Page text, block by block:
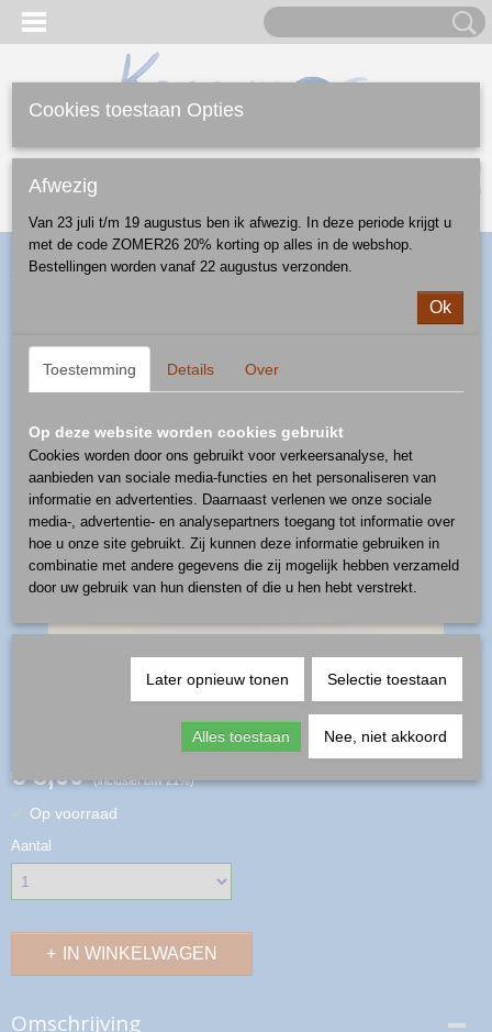
(0)
Home >Webshop>Diversen >kralen> kraal rond - patroon D41
kraal rond - patroon D41
€ 8,00 (inclusief btw 21%)
✓ Op voorraad
Aantal
IN WINKELWAGEN
Omschrijving
Cookies toestaan Opties
Afwezig
Van 23 juli t/m 19 augustus ben ik afwezig. In deze periode krijgt u
met de code ZOMER26 20% korting op alles in de webshop.
Bestellingen worden vanaf 22 augustus verzonden.
Ok
Toestemming Details Over
Op deze website worden cookies gebruikt
Cookies worden door ons gebruikt voor verkeersanalyse, het
aanbieden van sociale media-functies en het personaliseren van
informatie en advertenties. Daarnaast verlenen we onze sociale
media-, advertentie- en analysepartners toegang tot informatie over
hoe u onze site gebruikt. Zij kunnen deze informatie gebruiken in
combinatie met andere gegevens die zij mogelijk hebben verzameld
door uw gebruik van hun diensten of die u hen hebt verstrekt.
Later opnieuw tonen Selectie toestaan
Alles toestaan Nee, niet akkoord